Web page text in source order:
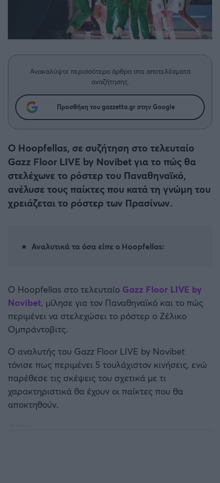
Δημήτρης Τσορμπατζόγλου
Λεβαδειακός
ΟΦΗ
Βόλος
Ατρόμητος Αθηνών
Κηφισιά
Αστέρας Τρίπολης
Παναιτωλικός
Ρεάλ Μαδρίτης
Ατλέτικο Μαδρίτης
Μάντσεστερ Γιουνάιτεντ
Μάντσεστερ Σίτι
Μεγάλη μου Αγάπη
Μια Ιστορία από την Πόλη
Ανακαλύψτε περισσότερα άρθρα στα αποτελέσματα
αναζήτησης.
Προσθήκη του gazzetta.gr στην Google
Ο Hoopfellas, σε συζήτηση στο τελευταίο
Gazz Floor LIVE by Novibet για το πώς θα
στελέχωνε το ρόστερ του Παναθηναϊκό,
ανέλυσε τους παίκτες που κατά τη γνώμη του
χρειάζεται το ρόστερ των Πρασίνων.
Αναλυτικά τα όσα είπε ο Hoopfellas:
Ο Hoopfellas στο τελευταίο Gazz Floor LIVE by
Novibet, μίλησε για τον Παναθηναϊκό και το πώς
περιμένει να στελεχώσει το ρόστερ ο Ζέλικο
Ομπράντοβιτς.
Ο αναλυτής του Gazz Floor LIVE by Novibet
τόνισε πως περιμένει 5 τουλάχιστον κινήσεις, ενώ
παρέθεσε τις σκέψεις του σχετικά με τι
χαρακτηριστικά θα έχουν οι παίκτες που θα
αποκτηθούν.